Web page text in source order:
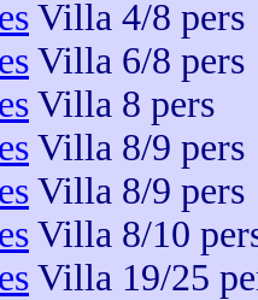
Villa 4/8 pers
Villa 6/8 pers
Villa 8 pers
Villa 8/9 pers
Villa 8/9 pers
Villa 8/10
Villa 19/25